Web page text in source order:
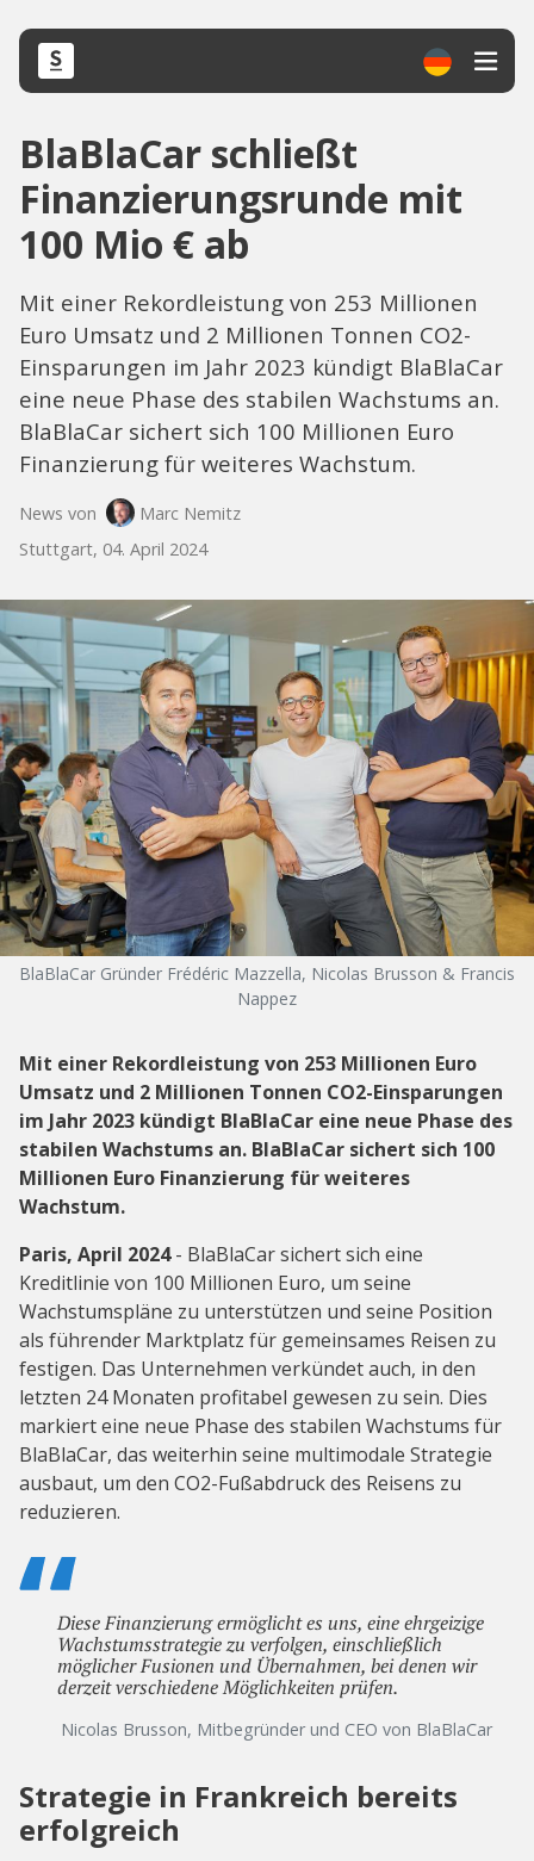
BlaBlaCar schließt
Finanzierungsrunde mit
100 Mio € ab
Mit einer Rekordleistung von 253 Millionen
Euro Umsatz und 2 Millionen Tonnen CO2-
Einsparungen im Jahr 2023 kündigt BlaBlaCar
eine neue Phase des stabilen Wachstums an.
BlaBlaCar sichert sich 100 Millionen Euro
Finanzierung für weiteres Wachstum.
News von
Marc Nemitz
Stuttgart, 04. April 2024
BlaBlaCar Gründer Frédéric Mazzella, Nicolas Brusson & Francis
Nappez
Mit einer Rekordleistung von 253 Millionen Euro
Umsatz und 2 Millionen Tonnen CO2-Einsparungen
im Jahr 2023 kündigt BlaBlaCar eine neue Phase des
stabilen Wachstums an. BlaBlaCar sichert sich 100
Millionen Euro Finanzierung für weiteres
Wachstum.
Paris, April 2024- BlaBlaCar sichert sich eine
Kreditlinie von 100 Millionen Euro, um seine
Wachstumspläne zu unterstützen und seine Position
als führender Marktplatz für gemeinsames Reisen zu
festigen. Das Unternehmen verkündet auch, in den
letzten 24 Monaten profitabel gewesen zu sein. Dies
markiert eine neue Phase des stabilen Wachstums für
BlaBlaCar, das weiterhin seine multimodale Strategie
ausbaut, um den CO2-Fußabdruck des Reisens zu
reduzieren.
Diese Finanzierung ermöglicht es uns, eine ehrgeizige
Wachstumsstrategie zu verfolgen, einschließlich
möglicher Fusionen und Übernahmen, bei denen wir
derzeit verschiedene Möglichkeiten prüfen.
Nicolas Brusson, Mitbegründer und CEO von BlaBlaCar
Strategie in Frankreich bereits
erfolgreich